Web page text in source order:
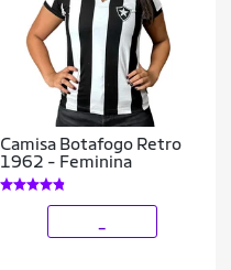
Camisa Botafogo Retro
1962 - Feminina